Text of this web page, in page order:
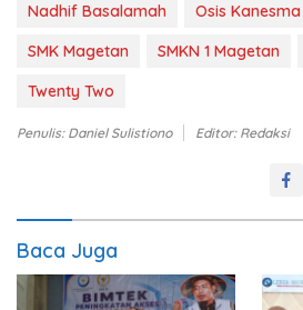
Nadhif Basalamah
Osis Kanesma
SMK Magetan
SMKN 1 Magetan
Twenty Two
Penulis: Daniel Sulistiono Editor: Redaksi
Baca Juga